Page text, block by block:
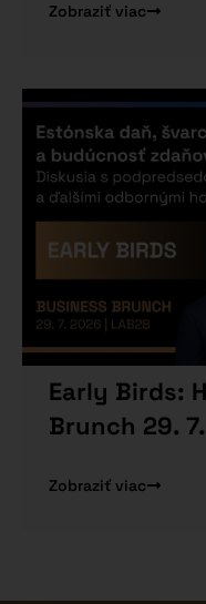
Zobraziť viac
Early Birds:
Brunch 29.
Zobraziť viac